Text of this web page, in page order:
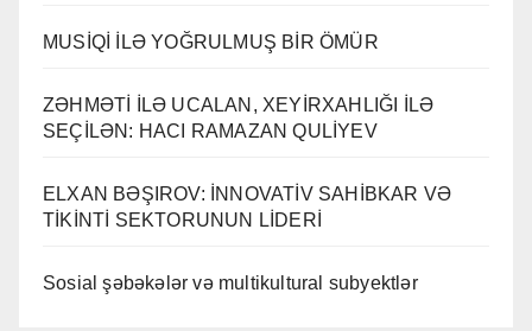
MUSİQİ İLƏ YOĞRULMUŞ BİR ÖMÜR
ZƏHMƏTİ İLƏ UCALAN, XEYİRXAHLIĞI İLƏ
SEÇİLƏN: HACI RAMAZAN QULİYEV
ELXAN BƏŞIROV: İNNOVATİV SAHİBKAR VƏ
TİKİNTİ SEKTORUNUN LİDERİ
Sosial şəbəkələr və multikultural subyektlər